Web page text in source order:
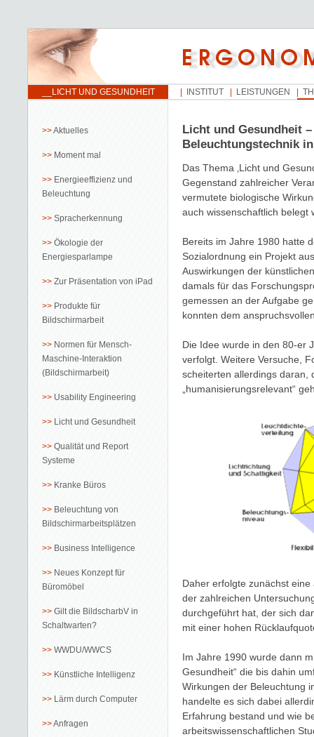
__LICHT UND GESUNDHEIT INSTITUT LEISTUNGEN
Aktuelles
Moment mal
Energieeffizienz und
Beleuchtung
Spracherkennung
Ökologie der
Energiesparlampe
Zur Präsentation von iPad
Produkte für
Bildschirmarbeit
Normen für Mensch-
Maschine-Interaktion
(Bildschirmarbeit)
Usability Engineering
Licht und Gesundheit
Qualität und Report
Systeme
Kranke Büros
Beleuchtung von
Bildschirmarbeitsplätzen
Business Intelligence
Neues Konzept für
Büromöbel
Gilt die BildscharbV in
Schaltwarten?
WWDU/WWCS
Künstliche Intelligenz
Lärm durch Computer
Anfragen
Licht und Gesundheit
Beleuchtungstechnik
Das Thema ‚Licht und
Gegenstand zahlreicher
vermutete biologische
auch wissenschaftlich belegt
Bereits im Jahre 1980 hatte
Sozialordnung ein Projekt
Auswirkungen der
damals für das
gemessen an der Aufgabe
konnten dem
Die Idee wurde in den 80-er
verfolgt. Weitere Versuche,
scheiterten allerdings daran,
„humanisierungsrelevant“
Daher erfolgte zunächst
der zahlreichen
durchgeführt hat, der sich
mit einer hohen
Im Jahre 1990 wurde dann
Gesundheit“ die bis dahin
Wirkungen der Beleuchtung
handelte es sich dabei
Erfahrung bestand und wie
arbeitswissenschaftlichen